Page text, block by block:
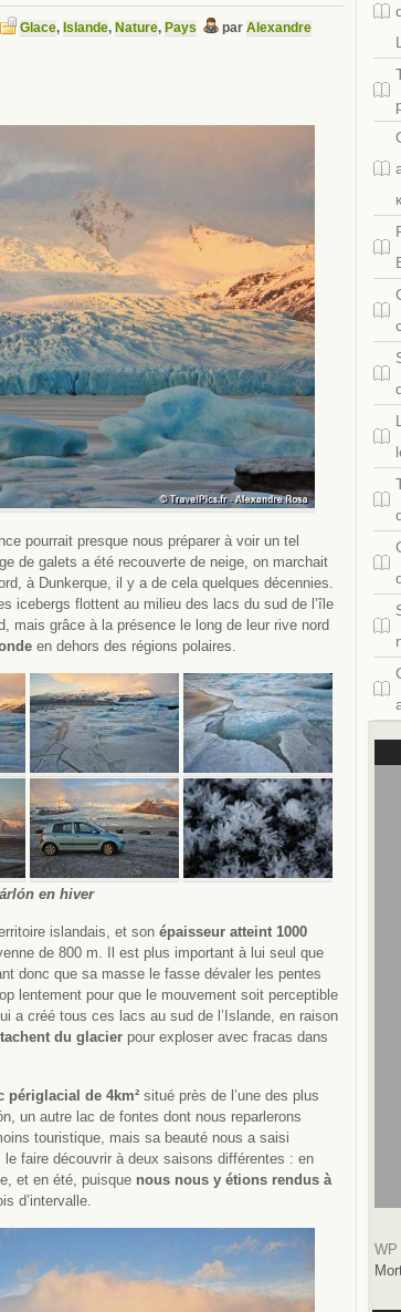
Glace, Islande, Nature, Pays par Alexandre
pourrait presque nous préparer à voir un tel
de galets a été recouverte de neige, on marchait
à Dunkerque, il y a de cela quelques décennies.
icebergs flottent au milieu des lacs du sud de l’île
mais grâce à la présence le long de leur rive nord
en dehors des régions polaires.
en hiver
islandais, et son épaisseur atteint 1000
de 800 m. Il est plus important à lui seul que
donc que sa masse le fasse dévaler les pentes
lentement pour que le mouvement soit perceptible
a créé tous ces lacs au sud de l’Islande, en raison
du glacier pour exploser avec fracas dans
périglacial de 4km² situé près de l’une des plus
un autre lac de fontes dont nous reparlerons
touristique, mais sa beauté nous a saisi
faire découvrir à deux saisons différentes : en
et en été, puisque nous nous y étions rendus à
d’intervalle.
WP